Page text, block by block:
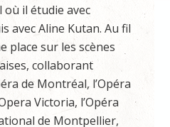
il étudie avec
avec Aline Kutan. Au fil
place sur les scènes
collaborant
de Montréal, l’Opéra
Victoria, l’Opéra
de Montpellier,